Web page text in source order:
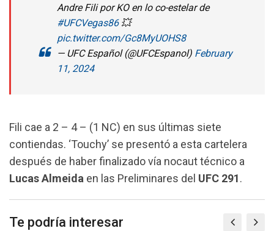
Andre Fili por KO en lo co-estelar de
#UFCVegas86💥
pic.twitter.com/Gc8MyUOHS8
— UFC Español (@UFCEspanol) February
11, 2024
Fili cae a 2 – 4 – (1 NC) en sus últimas siete
contiendas. ‘Touchy’ se presentó a esta cartelera
después de haber finalizado vía nocaut técnico a
Lucas Almeida en las Preliminares del UFC 291.
Te podría interesar